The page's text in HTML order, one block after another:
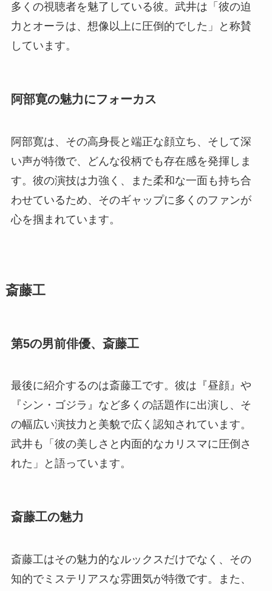
多くの視聴者を魅了している彼。武井は「彼の迫
力とオーラは、想像以上に圧倒的でした」と称賛
しています。
阿部寛の魅力にフォーカス
阿部寛は、その高身長と端正な顔立ち、そして深
い声が特徴で、どんな役柄でも存在感を発揮しま
す。彼の演技は力強く、また柔和な一面も持ち合
わせているため、そのギャップに多くのファンが
心を掴まれています。
斎藤工
第5の男前俳優、斎藤工
最後に紹介するのは斎藤工です。彼は『昼顔』や
『シン・ゴジラ』など多くの話題作に出演し、そ
の幅広い演技力と美貌で広く認知されています。
武井も「彼の美しさと内面的なカリスマに圧倒さ
れた」と語っています。
斎藤工の魅力
斎藤工はその魅力的なルックスだけでなく、その
知的でミステリアスな雰囲気が特徴です。また、